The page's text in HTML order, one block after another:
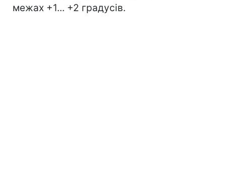
межах +1... +2 градусів.